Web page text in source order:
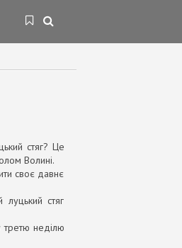
стяг? Це
Волині.
своє давнє
стяг
третю неділю